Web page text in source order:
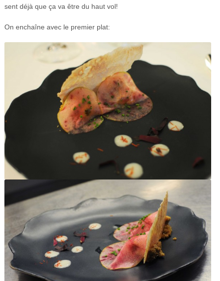
sent déjà que ça va être du haut vol!
On enchaîne avec le premier plat: